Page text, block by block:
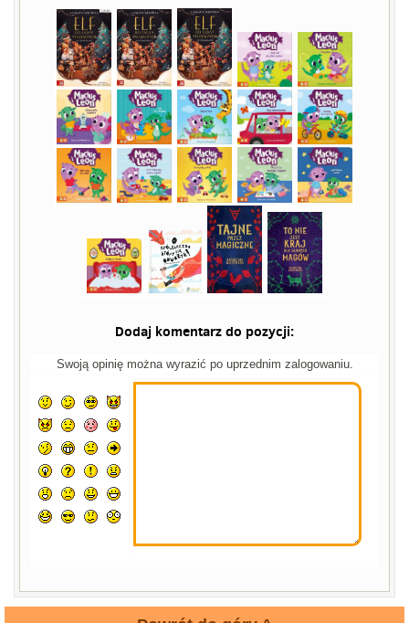
Dodaj komentarz do pozycji:
Swoją opinię można wyrazić po uprzednim zalogowaniu.